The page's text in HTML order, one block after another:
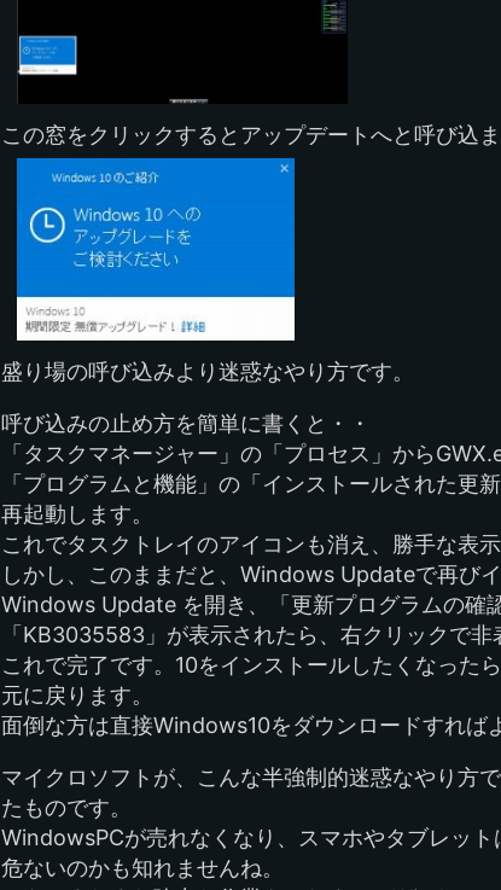
この窓をクリックするとアップデートへと呼び込ま
盛り場の呼び込みより迷惑なやり方です。
呼び込みの止め方を簡単に書くと・・
「タスクマネージャー」の「プロセス」から
「プログラムと機能」の「インストールされた
再起動します。
これでタスクトレイのアイコンも消え、勝手な表
しかし、このままだと、Windows Updateで再び
Windows Update を開き、「更新プログラムの確
「KB3035583」が表示されたら、右クリックで非
これで完了です。10をインストールしたくなった
元に戻ります。
面倒な方は直接Windows10をダウンロードすれば
マイクロソフトが、こんな半強制的迷惑なやり方
たものです。
WindowsPCが売れなくなり、スマホやタブレッ
危ないのかも知れませんね。